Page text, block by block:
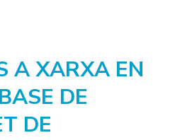
A XARXA EN
DE
DE